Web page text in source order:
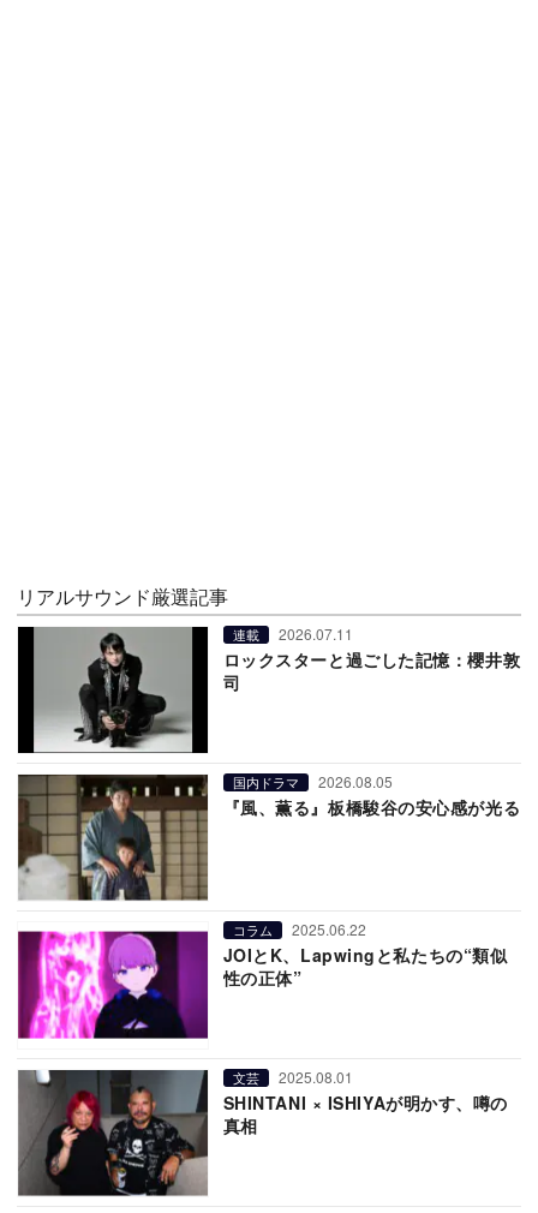
リアルサウンド厳選記事
連載 2026.07.11
ロックスターと過ごした記憶：櫻井敦
司
国内ドラマ 2026.08.05
『風、薫る』板橋駿谷の安心感が光る
コラム 2025.06.22
JOIとK、Lapwingと私たちの“類似
性の正体”
文芸 2025.08.01
SHINTANI × ISHIYAが明かす、噂の
真相